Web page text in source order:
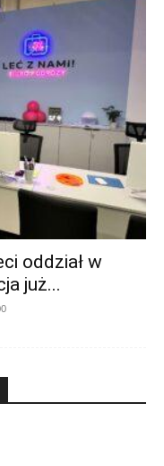
oddział w
już...